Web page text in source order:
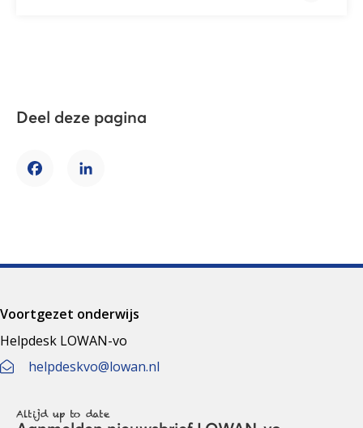
Deel deze pagina
FacebookLinkedIn
Voortgezet onderwijs
Helpdesk LOWAN-vo
helpdeskvo@lowan.nl
Altijd up to date